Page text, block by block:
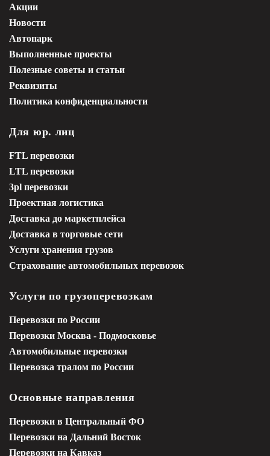
Акции
Новости
Автопарк
Выполненные проекты
Полезные советы и статьи
Реквизиты
Политика конфиденциальности
Основные направления
Перевозки в Центральный ФО
Перевозки на Дальний Восток
Перевозки на Кавказ
Для юр. лиц
FTL перевозки
LTL перевозки
3pl перевозки
Проектная логистика
Доставка до маркетплейса
Доставка в торговые сети
Услуги хранения грузов
Страхование автомобильных перевозок
Услуги по грузоперевозкам
Перевозки по России
Перевозки Москва - Подмосковье
Автомобильные перевозки
Перевозка тралом по России